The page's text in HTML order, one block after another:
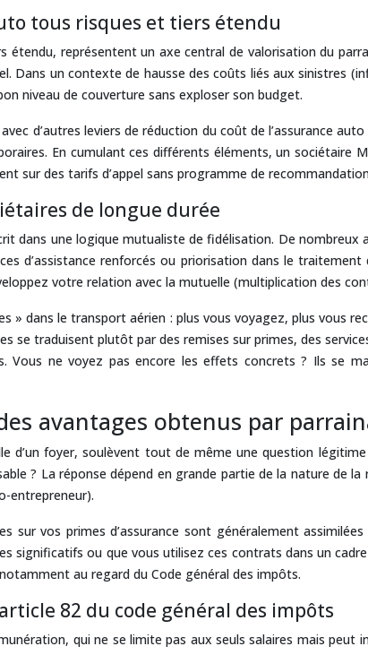
tous risques et tiers étendu
représentent un axe central de valorisation du
Dans un contexte de hausse des coûts liés aux sinistres
niveau de couverture sans exploser son budget.
d’autres leviers de réduction du coût de l’assurance
En cumulant ces différents éléments, un
sur des tarifs d’appel sans programme de
de longue durée
dans une logique mutualiste de fidélisation. De
d’assistance renforcés ou priorisation dans le
votre relation avec la mutuelle (multiplication des
dans le transport aérien : plus vous voyagez, plus vous
se traduisent plutôt par des remises sur primes, des
Vous ne voyez pas encore les effets concrets ? Ils se
avantages obtenus par
d’un foyer, soulèvent tout de même une question
? La réponse dépend en grande partie de la nature de
entrepreneur).
sur vos primes d’assurance sont généralement
significatifs ou que vous utilisez ces contrats dans un
au regard du Code général des impôts.
82 du code général des impôts
qui ne se limite pas aux seuls salaires mais